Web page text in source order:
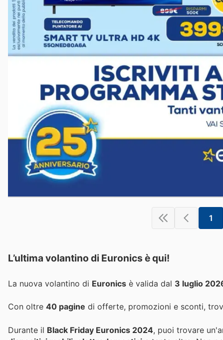
1
L’ultima volantino di Euronics è qui!
La nuova volantino di Euronics è valida dal 3 luglio
Con oltre 40 pagine di offerte, promozioni e sconti,
Durante il Black Friday Euronics 2024, puoi trovare